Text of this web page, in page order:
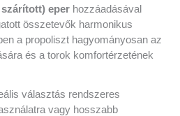
eperhozzáadásával
összetevők harmonikus
a propoliszt hagyományosan az
és a torok komfortérzetének
választás rendszeres
vagy hosszabb